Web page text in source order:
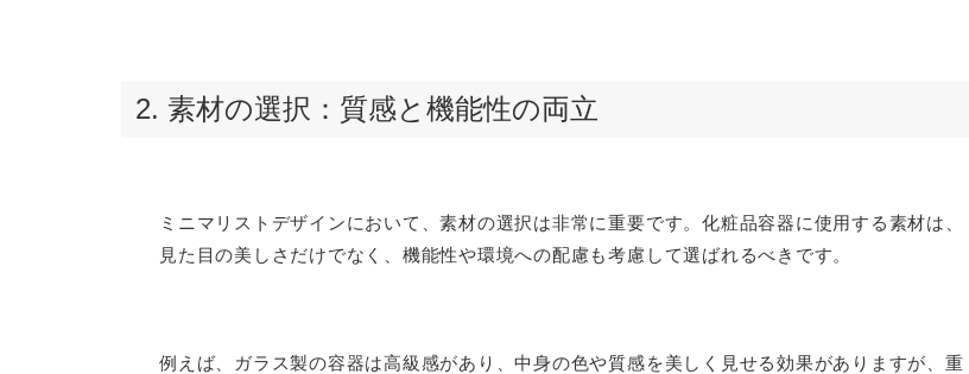
2. 素材の選択：質感と機能性の両立
ミニマリストデザインにおいて、素材の選択は非常に重要です。化粧品容器に使用する素材は、
見た目の美しさだけでなく、機能性や環境への配慮も考慮して選ばれるべきです。
例えば、ガラス製の容器は高級感があり、中身の色や質感を美しく見せる効果がありますが、重